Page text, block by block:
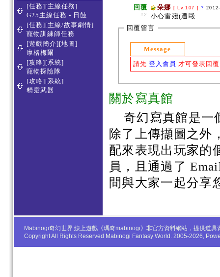
[任務][主線任務]
G25主線任務 - 日蝕
[任務][主線/故事劇情]
寵物訓練師任務
[遊戲簡介][地圖]
摩格梅爾
[攻略][系統]
寵物探險隊
[攻略][系統]
精靈武器
回覆
#2
朵娜 [ Lv.107 ]?
小心雷殘(遭毆
回覆留言
Message
請先 登入會員 才可發表回
關於寫真館
奇幻寫真館是一
除了上傳擷圖之外
配來表現出玩家的
員，且通過了
間與大家一起分享
Mabinogi奇幻世界 線上遊戲《瑪奇mabinogi》非官方資料網站，提供道
Copyright All Rights Reserved Mabinogi Fantasy World. 2005-2026,